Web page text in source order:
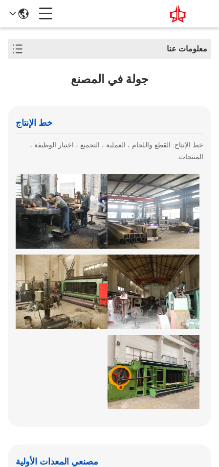
معلومات عنا
جولة في المصنع
خط الإنتاج
خط الإنتاج: القطع واللحام ، العملية ، التجميع ، اختبار الوظيفة ،
المنتجات.
مصنعي المعدات الأولية